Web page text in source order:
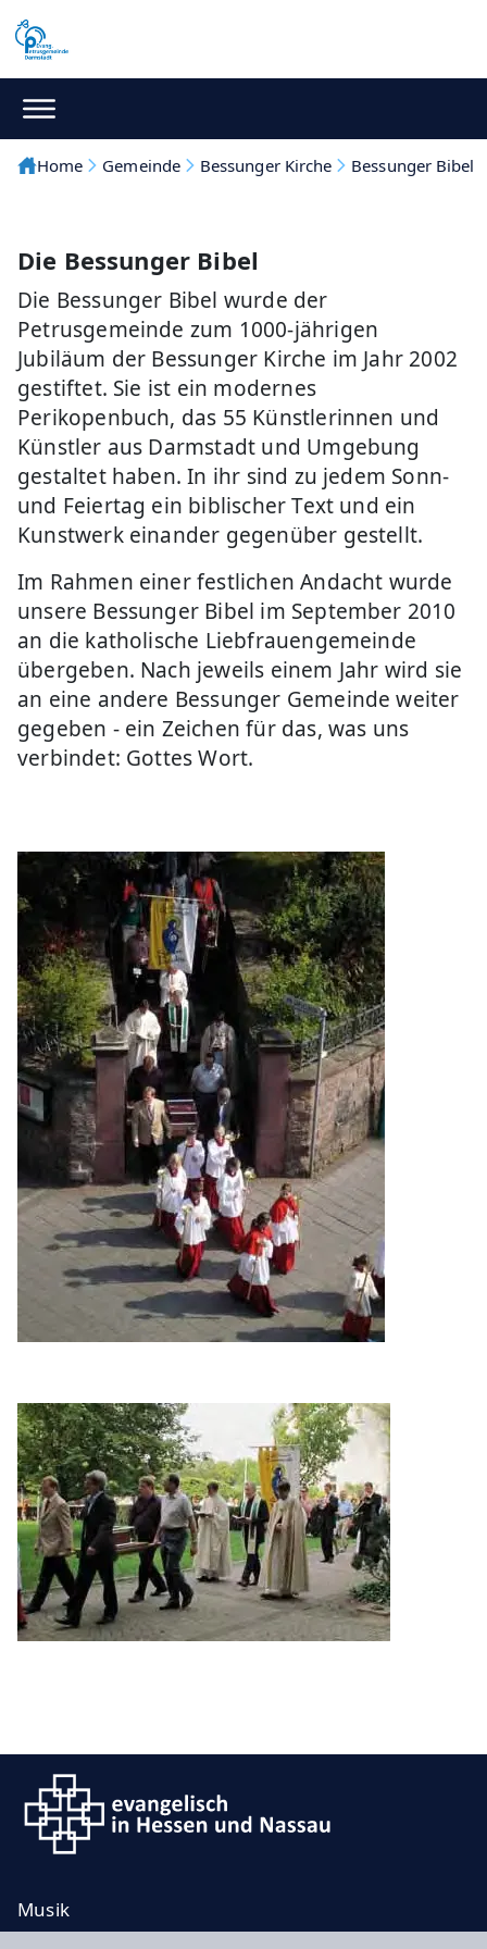
Home Gemeinde Bessunger Kirche Bessunger Bibel
Die Bessunger Bibel
Die Bessunger Bibel wurde der
Petrusgemeinde zum 1000-jährigen
Jubiläum der Bessunger Kirche im Jahr 2002
gestiftet. Sie ist ein modernes
Perikopenbuch, das 55 Künstlerinnen und
Künstler aus Darmstadt und Umgebung
gestaltet haben. In ihr sind zu jedem Sonn-
und Feiertag ein biblischer Text und ein
Kunstwerk einander gegenüber gestellt.
Im Rahmen einer festlichen Andacht wurde
unsere Bessunger Bibel im September 2010
an die katholische Liebfrauengemeinde
übergeben. Nach jeweils einem Jahr wird sie
an eine andere Bessunger Gemeinde weiter
gegeben - ein Zeichen für das, was uns
verbindet: Gottes Wort.
Musik